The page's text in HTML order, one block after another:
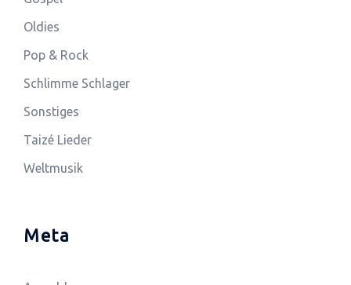
Oldies
Pop & Rock
Schlimme Schlager
Sonstiges
Taizé Lieder
Weltmusik
Meta